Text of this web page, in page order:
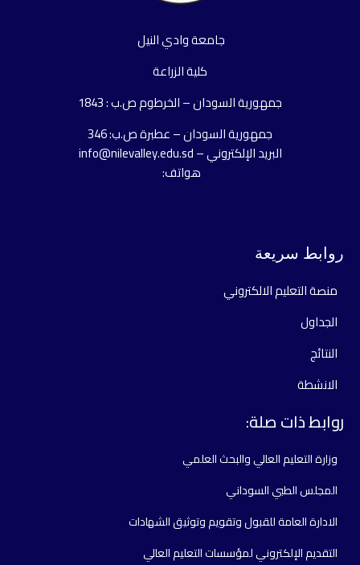
جامعة وادي النيل
كلية الزراعة
جمهورية السودان – الخرطوم ص.ب : 1843
جمهورية السودان – عطبرة ص.ب: 346
البريد الإلكتروني – info@nilevalley.edu.sd
هواتف:
روابط سريعة
منصة التعليم الالكتروني
الجداول
النتائج
الانشطة
روابط ذات صلة:
وزارة التعليم العالي والبحث العلمي
المجلس الطبي السوداني
الادارة العامة للقبول وتقويم وتوثيق الشهادات
التقديم الإلكتروني لمؤسسات التعليم العالي